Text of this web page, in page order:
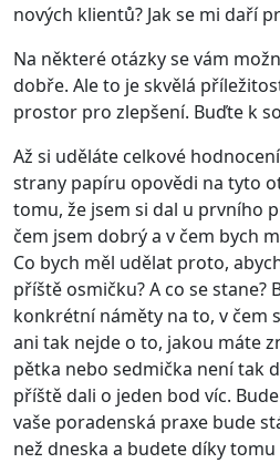
nových klientů? Jak se mi daří
Na některé otázky se vám
dobře. Ale to je skvělá
prostor pro zlepšení. Buďte k
Až si uděláte celkové
strany papíru opovědi na tyto
tomu, že jsem si dal u prvního
čem jsem dobrý a v čem bych
Co bych měl udělat proto,
příště osmičku? A co se stane?
konkrétní náměty na to, v čem
ani tak nejde o to, jakou máte
pětka nebo sedmička není tak
příště dali o jeden bod víc.
vaše poradenská praxe bude
než dneska a budete díky